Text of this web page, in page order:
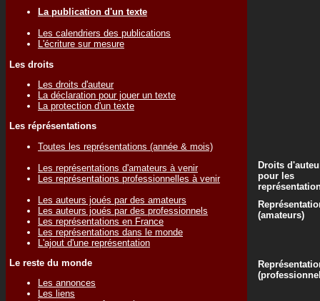
La publication d'un texte
Les calendriers des publications
L'écriture sur mesure
Les droits
Les droits d'auteur
La déclaration pour jouer un texte
La protection d'un texte
Les réprésentations
Toutes les représentations (année & mois)
Les représentations d'amateurs à venir
Les représentations professionnelles à venir
Les auteurs joués par des amateurs
Les auteurs joués par des professionnels
Les représentations en France
Les représentations dans le monde
L'ajout d'une représentation
Le reste du monde
Les annonces
Les liens
Droits
pour les
(amateurs)